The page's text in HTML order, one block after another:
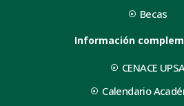
Becas
Información
CENACE UPSA
Calendario